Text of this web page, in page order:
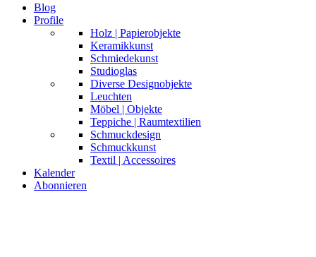
Blog
Profile
Holz | Papierobjekte
Keramikkunst
Schmiedekunst
Studioglas
Diverse Designobjekte
Leuchten
Möbel | Objekte
Teppiche | Raumtextilien
Schmuckdesign
Schmuckkunst
Textil | Accessoires
Kalender
Abonnieren